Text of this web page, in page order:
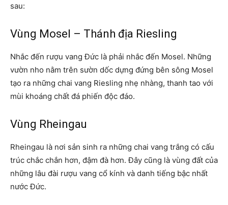
sau:
Vùng Mosel – Thánh địa Riesling
Nhắc đến rượu vang Đức là phải nhắc đến Mosel. Những
vườn nho nằm trên sườn dốc dựng đứng bên sông Mosel
tạo ra những chai vang Riesling nhẹ nhàng, thanh tao với
mùi khoáng chất đá phiến độc đáo.
Vùng Rheingau
Rheingau là nơi sản sinh ra những chai vang trắng có cấu
trúc chắc chắn hơn, đậm đà hơn. Đây cũng là vùng đất của
những lâu đài rượu vang cổ kính và danh tiếng bậc nhất
nước Đức.